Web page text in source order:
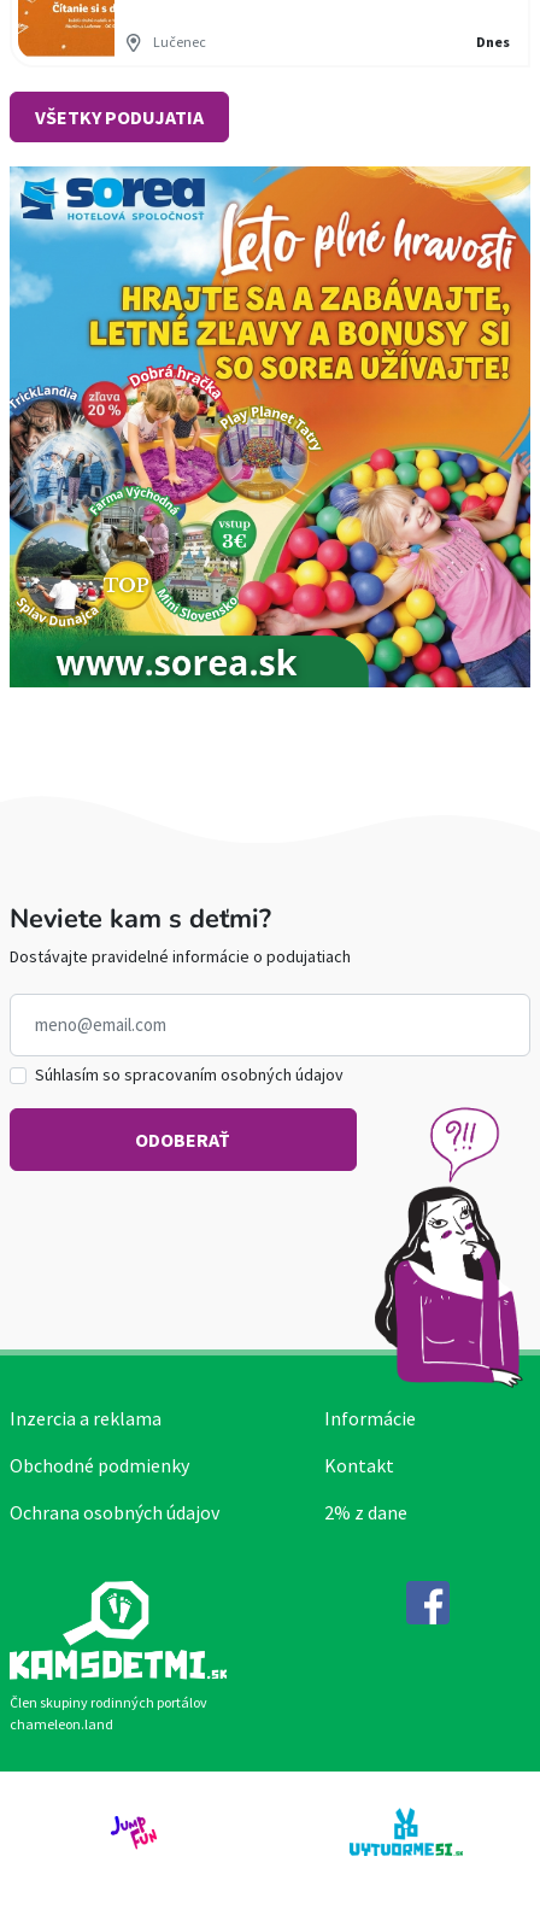
Lučenec Dnes
VŠETKY PODUJATIA
Neviete kam s deťmi?
Dostávajte pravidelné informácie o podujatiach
Súhlasím so spracovaním osobných údajov
Člen skupiny rodinných portálov
chameleon.land
Inzercia a reklama
Obchodné podmienky
Ochrana osobných údajov
Informácie
Kontakt
2% z dane